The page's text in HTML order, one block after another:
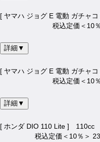
[ ヤマハ ジョグ E 電動 ガチ
税込定価＜10
詳細▼
[ ヤマハ ジョグ E 電動 ガチ
税込定価＜10
詳細▼
[ ホンダ DIO 110 Lite ] 110cc
税込定価＜10％＞